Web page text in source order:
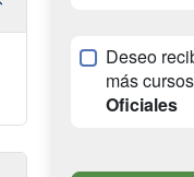
Deseo
más
Oficiales